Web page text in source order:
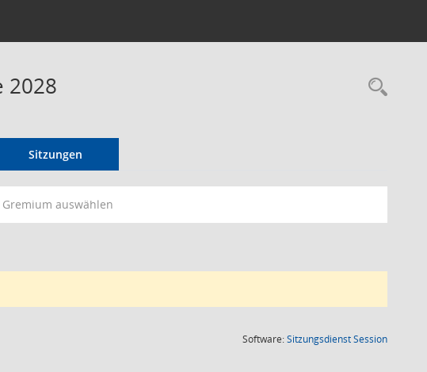
2028
Sitzungen
Gremium auswählen
Software:SitzungsdienstSession(Wird in